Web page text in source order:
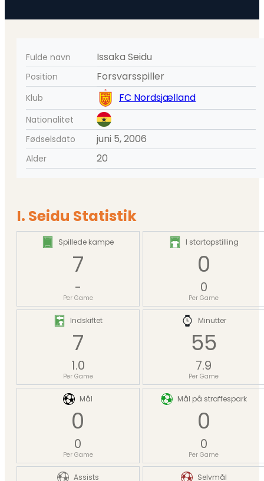
Fulde navn Issaka Seidu
Position Forsvarsspiller
Klub FC Nordsjælland
Nationalitet
Fødselsdato
juni 5, 2006
Alder 20
I. Seidu Statistik
Spillede kampe
7
-
Per Game
I startopstilling
0
0
Per Game
Indskiftet
7
1.0
Per Game
Minutter
55
7.9
Per Game
Mål
0
0
Per Game
Mål på straffespark
0
0
Per Game
Assists Selvmål